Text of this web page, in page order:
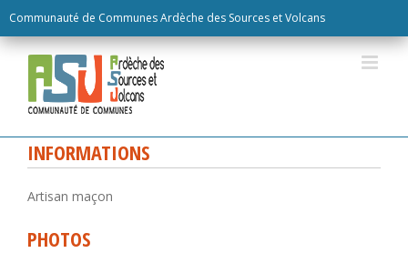
Communauté de Communes Ardèche des Sources et Volcans
to
content
INFORMATIONS
Artisan maçon
PHOTOS